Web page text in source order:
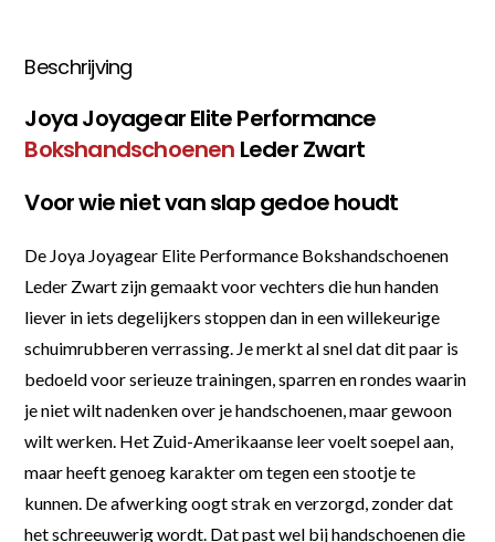
Beschrijving
Joya Joyagear Elite Performance
Bokshandschoenen Leder Zwart
Voor wie niet van slap gedoe houdt
De Joya Joyagear Elite Performance Bokshandschoenen
Leder Zwart zijn gemaakt voor vechters die hun handen
liever in iets degelijkers stoppen dan in een willekeurige
schuimrubberen verrassing. Je merkt al snel dat dit paar is
bedoeld voor serieuze trainingen, sparren en rondes waarin
je niet wilt nadenken over je handschoenen, maar gewoon
wilt werken. Het Zuid-Amerikaanse leer voelt soepel aan,
maar heeft genoeg karakter om tegen een stootje te
kunnen. De afwerking oogt strak en verzorgd, zonder dat
het schreeuwerig wordt. Dat past wel bij handschoenen die